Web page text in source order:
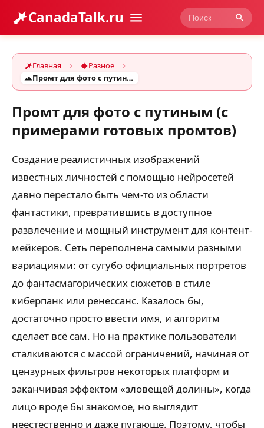
CanadaTalk.ru
Главная
Разное
Промт для фото с путиным (с примерами готовых промтов)
Промт для фото с путиным (с
примерами готовых промтов)
Создание реалистичных изображений
известных личностей с помощью нейросетей
давно перестало быть чем-то из области
фантастики, превратившись в доступное
развлечение и мощный инструмент для контент-
мейкеров. Сеть переполнена самыми разными
вариациями: от сугубо официальных портретов
до фантасмагорических сюжетов в стиле
киберпанк или ренессанс. Казалось бы,
достаточно просто ввести имя, и алгоритм
сделает всё сам. Но на практике пользователи
сталкиваются с массой ограничений, начиная от
цензурных фильтров некоторых платформ и
заканчивая эффектом «зловещей долины», когда
лицо вроде бы знакомое, но выглядит
неестественно и даже пугающе. Поэтому, чтобы